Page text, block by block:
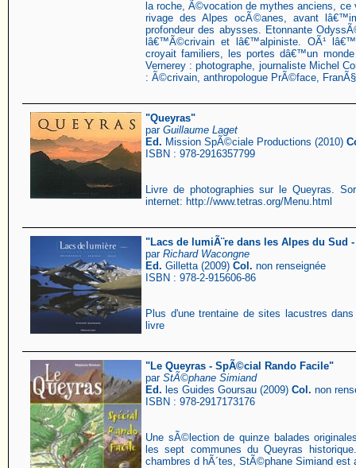
la roche, Ã©vocation de mythes anciens,
rivage des Alpes ocÃ©anes, avant
profondeur des abysses. Etonnante
lâ€™Ã©crivain et lâ€™alpiniste. OÃ¹
croyait familiers, les portes dâ€™un
Vernerey : photographe, journaliste Michel
: Ã©crivain, anthropologue PrÃ©face,
"Queyras"
par Guillaume Laget
Ed. Mission SpÃ©ciale Productions (2010)
ISBN : 978-2916357799
Livre de photographies sur le Queyras.
internet: http://www.tetras.org/Menu.html
"Lacs de lumiÃ¨re dans les Alpes du Sud
par Richard Wacongne
Ed. Gilletta (2009) Col. non renseignée
ISBN : 978-2-915606-86
Plus d'une trentaine de sites lacustres
livre
"Le Queyras - SpÃ©cial Rando Facile"
par StÃ©phane Simiand
Ed. les Guides Goursau (2009) Col. non
ISBN : 978-2917173176
Une sÃ©lection de quinze balades
les sept communes du Queyras
chambres d hÃ´tes, StÃ©phane Simiand est